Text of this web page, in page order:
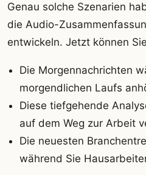
Genau solche Szenarien
die Audio-
entwickeln. Jetzt können
Die Morgennachrichten
morgendlichen Laufs
Diese tiefgehende
auf dem Weg zur Arbeit
Die neuesten
während Sie